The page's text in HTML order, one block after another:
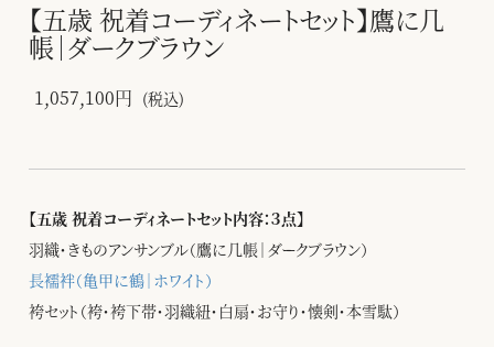
【五歳 祝着コーディネートセット】鷹に几
帳｜ダークブラウン
1,057,100円 (税込)
【五歳 祝着コーディネートセット内容：３点】
羽織・きものアンサンブル（鷹に几帳｜ダークブラウン）
長襦袢（亀甲に鶴｜ホワイト）
袴セット（袴・袴下帯・羽織紐・白扇・お守り・懐剣・本雪駄）